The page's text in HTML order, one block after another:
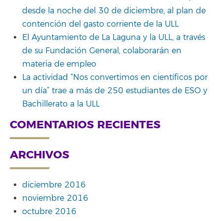
desde la noche del 30 de diciembre, al plan de
contención del gasto corriente de la ULL
El Ayuntamiento de La Laguna y la ULL, a través
de su Fundación General, colaborarán en
materia de empleo
La actividad “Nos convertimos en científicos por
un día” trae a más de 250 estudiantes de ESO y
Bachillerato a la ULL
COMENTARIOS RECIENTES
ARCHIVOS
diciembre 2016
noviembre 2016
octubre 2016